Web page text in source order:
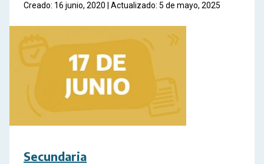
Creado: 16 junio, 2020 | Actualizado: 5 de mayo, 2025
Secundaria